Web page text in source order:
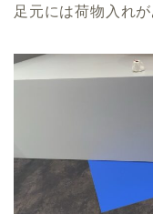
足元には荷物入れ